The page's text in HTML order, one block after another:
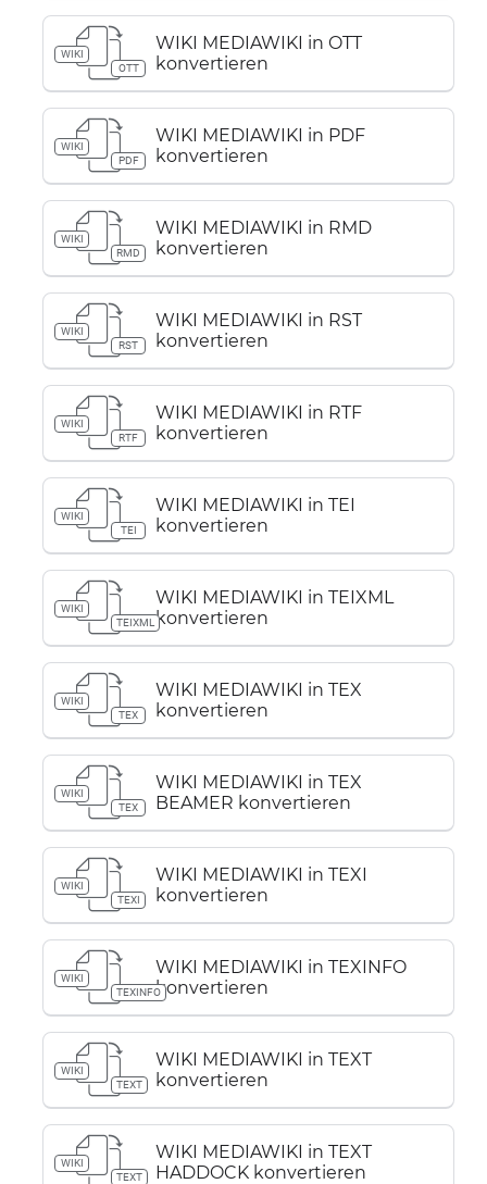
WIKI
OTT
WIKI MEDIAWIKI in OTT
konvertieren
WIKI
PDF
WIKI MEDIAWIKI in PDF
konvertieren
WIKI
RMD
WIKI MEDIAWIKI in RMD
konvertieren
WIKI
RST
WIKI MEDIAWIKI in RST
konvertieren
WIKI
RTF
WIKI MEDIAWIKI in RTF
konvertieren
WIKI
TEI
WIKI MEDIAWIKI in TEI
konvertieren
WIKI
TEIXML
WIKI MEDIAWIKI in TEIXML
konvertieren
WIKI
TEX
WIKI MEDIAWIKI in TEX
konvertieren
WIKI
TEX
WIKI MEDIAWIKI in TEX
BEAMER konvertieren
WIKI
TEXI
WIKI MEDIAWIKI in TEXI
konvertieren
WIKI
TEXINFO
WIKI MEDIAWIKI in TEXINFO
konvertieren
WIKI
TEXT
WIKI MEDIAWIKI in TEXT
konvertieren
WIKI
TEXT
WIKI MEDIAWIKI in TEXT
HADDOCK konvertieren